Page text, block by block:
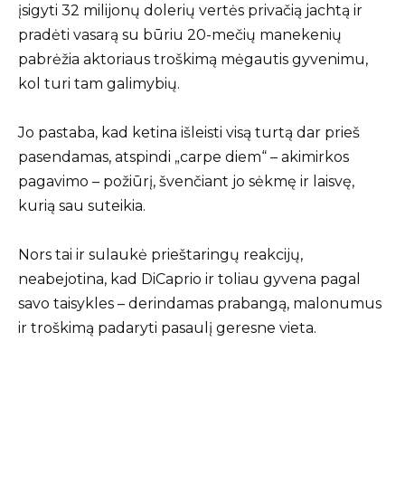
įsigyti 32 milijonų dolerių vertės privačią jachtą ir
pradėti vasarą su būriu 20-mečių manekenių
pabrėžia aktoriaus troškimą mėgautis gyvenimu,
kol turi tam galimybių.
Jo pastaba, kad ketina išleisti visą turtą dar prieš
pasendamas, atspindi „carpe diem“ – akimirkos
pagavimo – požiūrį, švenčiant jo sėkmę ir laisvę,
kurią sau suteikia.
Nors tai ir sulaukė prieštaringų reakcijų,
neabejotina, kad DiCaprio ir toliau gyvena pagal
savo taisykles – derindamas prabangą, malonumus
ir troškimą padaryti pasaulį geresne vieta.